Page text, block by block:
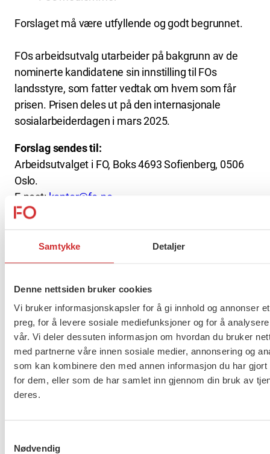
Samtykke Detaljer
Denne nettsiden bruker cookies
Vi bruker informasjonskapsler for å gi innhold og annonser
preg, for å levere sosiale mediefunksjoner og for å
vår. Vi deler dessuten informasjon om hvordan du bruker
med partnerne våre innen sosiale medier, annonsering og
som kan kombinere den med annen informasjon du har gjort
for dem, eller som de har samlet inn gjennom din bruk av
deres.
Nødvendig
Forslaget må være utfyllende og godt begrunnet.
FOs arbeidsutvalg utarbeider på bakgrunn av de
nominerte kandidatene sin innstilling til FOs
landsstyre, som fatter vedtak om hvem som får
prisen. Prisen deles ut på den internasjonale
sosialarbeiderdagen i mars 2025.
Forslag sendes til:
Arbeidsutvalget i FO, Boks 4693 Sofienberg, 0506
Oslo.
E-post: kontor@fo.no
Eventuelle spørsmål kan rettes til rådgiver Inger
Karseth.
Les om de tidligere vinnerne av
2024: Sosialt arbeid på kunstgress: – Vi har
verdens beste jobb
2023:Gerd Schumann er Årets sosialarbeider!
2022:Her får årets sosialarbeider den gjeve prisen
2021:
2018:Vernepleier Bernt Barstad er årets